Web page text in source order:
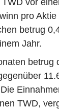
vor
pro
betrug
Jahr.
betrug
TWD,